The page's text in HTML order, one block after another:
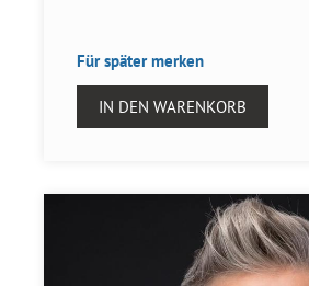
Für später merken
IN DEN WARENKORB